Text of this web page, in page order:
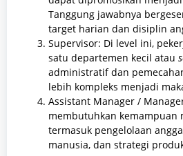
Tanggung jawabnya
target harian dan disiplin
Supervisor: Di level ini,
satu departemen kecil atau
administratif dan
lebih kompleks menjadi
Assistant Manager /
membutuhkan kemampuan
termasuk pengelolaan
manusia, dan strategi